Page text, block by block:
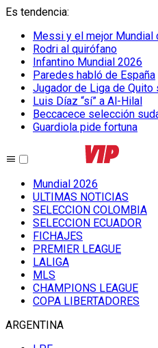
Es tendencia:
Messi y el mejor Mundial
Rodri al quirófano
Infantino Mundial 2026
Paredes habló de España
Jugador de Liga de Quito
Luis Díaz “sí” a Al-Hilal
Beccacece selección
Guardiola pide fortuna
Mundial 2026
ULTIMAS NOTICIAS
SELECCION COLOMBIA
SELECCION ECUADOR
FICHAJES
PREMIER LEAGUE
LALIGA
MLS
CHAMPIONS LEAGUE
COPA LIBERTADORES
ARGENTINA